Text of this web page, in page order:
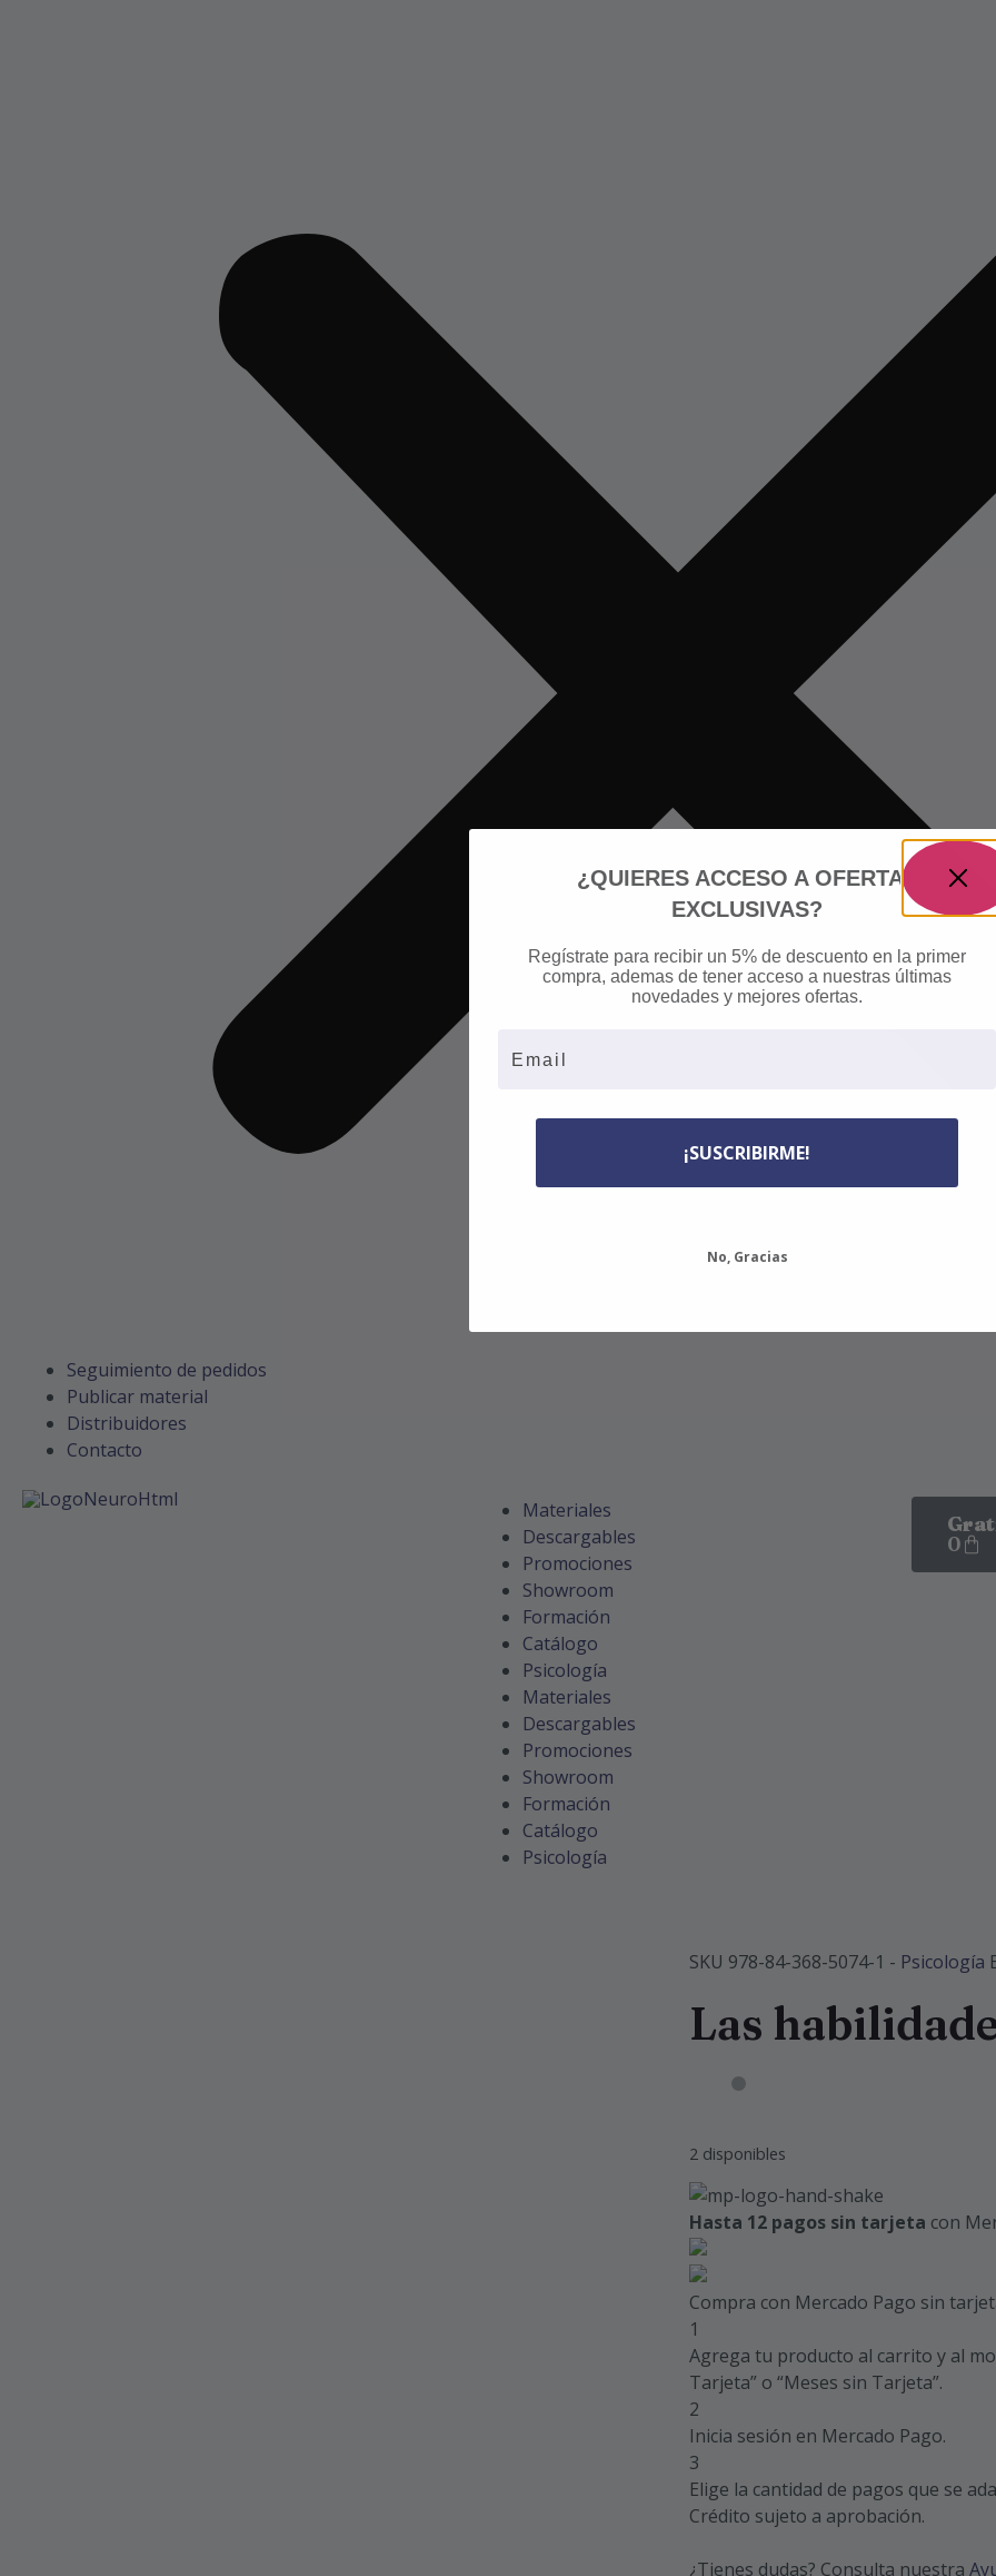
Seguimiento de pedidos
Publicar material
Distribuidores
Contacto
Materiales
Descargables
Promociones
Showroom
Formación
Catálogo
Psicología
Materiales
Descargables
Promociones
Showroom
Formación
Catálogo
Psicología
0
SKU 978-84-368-5074-1 - Psicología
Las
2 disponibles
Hasta 12 pagos sin tarjeta con
Compra con Mercado Pago sin
1
Agrega tu producto al carrito y al
Tarjeta” o “Meses sin Tarjeta”.
2
Inicia sesión en Mercado Pago.
3
Elige la cantidad de pagos que se
Crédito sujeto a aprobación.
¿Tienes dudas? Consulta nuestra
¿QUIERES ACCESO A OFERTAS
EXCLUSIVAS?
Regístrate para recibir un 5% de descuento en la primer
compra, ademas de tener acceso a nuestras últimas
novedades y mejores ofertas.
¡SUSCRIBIRME!
No, Gracias